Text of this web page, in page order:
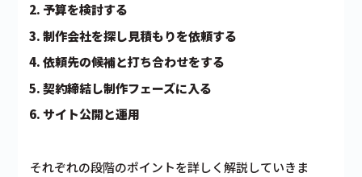
予算を検討する
制作会社を探し見積もりを依頼する
依頼先の候補と打ち合わせをする
契約締結し制作フェーズに入る
サイト公開と運用
それぞれの段階のポイントを詳しく解説していきま